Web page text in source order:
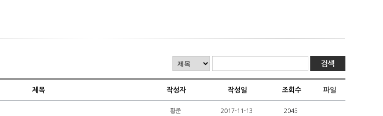
제목 작성자 작성일 조회수 파일
황준 2017-11-13 2045